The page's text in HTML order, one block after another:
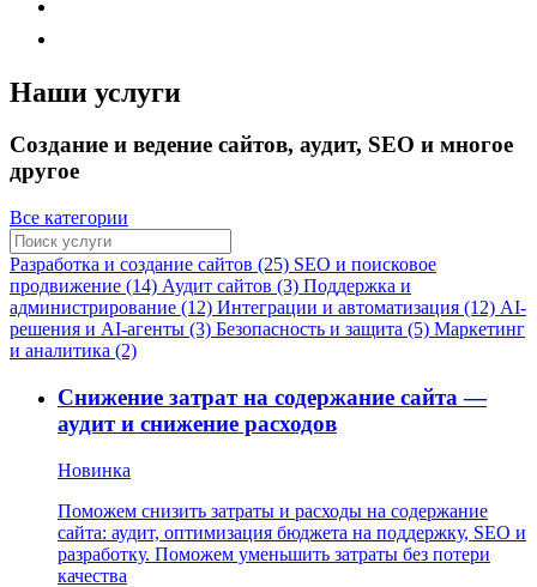
Наши услуги
Создание и ведение сайтов, аудит, SEO и многое
другое
Все категории
Разработка и создание сайтов (25) SEO и поисковое
продвижение (14) Аудит сайтов (3) Поддержка и
администрирование (12) Интеграции и автоматизация (12) AI-
решения и AI-агенты (3) Безопасность и защита (5) Маркетинг
и аналитика (2)
Снижение затрат на содержание сайта —
аудит и снижение расходов
Новинка
Поможем снизить затраты и расходы на содержание
сайта: аудит, оптимизация бюджета на поддержку, SEO и
разработку. Поможем уменьшить затраты без потери
качества